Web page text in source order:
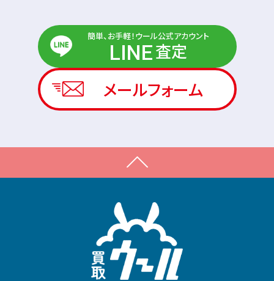
簡単、お手軽！ウール公式アカウント
LINE査定
メールフォーム